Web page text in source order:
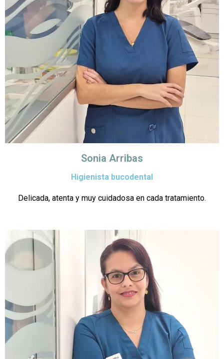
Sonia Arribas
Higienista bucodental
Delicada, atenta y muy cuidadosa en cada tratamiento.